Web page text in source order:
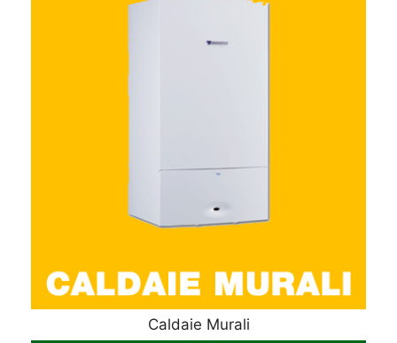
Caldaie Murali